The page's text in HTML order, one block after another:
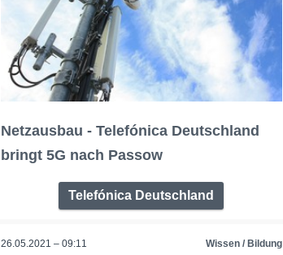
Netzausbau - Telefónica Deutschland
bringt 5G nach Passow
Telefónica Deutschland
26.05.2021 – 09:11 Wissen / Bildung